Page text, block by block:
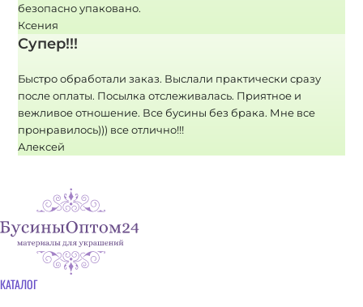
безопасно упаковано.
Ксения
Супер!!!
Быстро обработали заказ. Выслали практически сразу
после оплаты. Посылка отслеживалась. Приятное и
вежливое отношение. Все бусины без брака. Мне все
пронравилось))) все отлично!!!
Алексей
КАТАЛОГ